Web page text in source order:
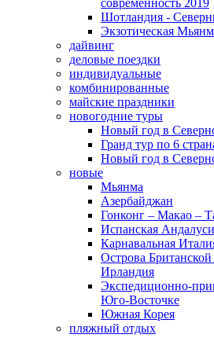
современность 2019
Шотландия -
Экзотическая
дайвинг
деловые поездки
индивидуальные
комбинированные
майские праздники
новогодние туры
Новый год в
Гранд тур по 6
Новый год в
новые
Мьянма
Азербайджан
Гонконг – Макао –
Испанская
Карнавальная
Острова
Ирландия
Экспедиционно-
Юго-Восточке
Южная Корея
пляжный отдых